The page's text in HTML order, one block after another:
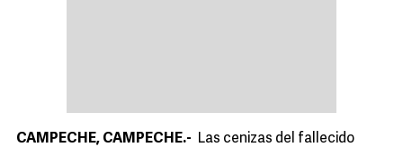
CAMPECHE, CAMPECHE.-
Las cenizas del fallecido